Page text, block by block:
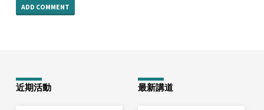
近期活動 最新講道